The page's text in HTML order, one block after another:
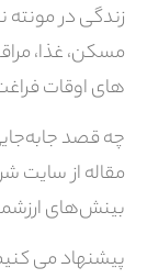
زندگی در
مسکن، غذا،
های اوقات
چه قصد
مقاله از سایت
بینش‌های
پیشنهاد می